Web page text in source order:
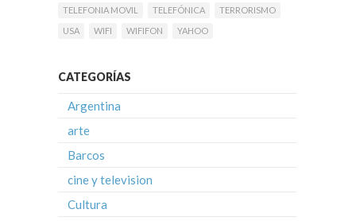
TELEFONIA MOVIL
TELEFÓNICA
TERRORISMO
USA
WIFI WIFIFON YAHOO
CATEGORÍAS
Argentina
arte
Barcos
cine y television
Cultura